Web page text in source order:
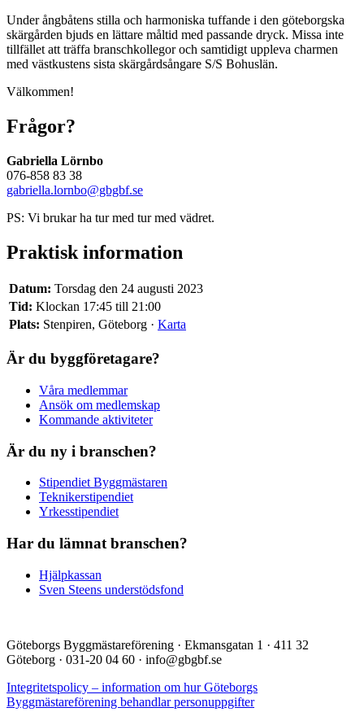
Under ångbåtens stilla och harmoniska tuffande i den göteborgska
skärgården bjuds en lättare måltid med passande dryck. Missa inte
tillfället att träffa branschkollegor och samtidigt uppleva charmen
med västkustens sista skärgårdsångare S/S Bohuslän.
Välkommen!
Frågor?
Gabriella Lörnbo
076-858 83 38
gabriella.lornbo@gbgbf.se
PS: Vi brukar ha tur med tur med vädret.
Praktisk information
Datum: Torsdag den 24 augusti 2023
Tid: Klockan 17:45 till 21:00
Plats: Stenpiren, Göteborg · Karta
Är du byggföretagare?
Våra medlemmar
Ansök om medlemskap
Kommande aktiviteter
Är du ny i branschen?
Stipendiet Byggmästaren
Teknikerstipendiet
Yrkesstipendiet
Har du lämnat branschen?
Hjälpkassan
Sven Steens understödsfond
Göteborgs Byggmästareförening · Ekmansgatan 1 · 411 32
Göteborg · 031-20 04 60 · info@gbgbf.se
Integritetspolicy – information om hur Göteborgs
Byggmästareförening behandlar personuppgifter